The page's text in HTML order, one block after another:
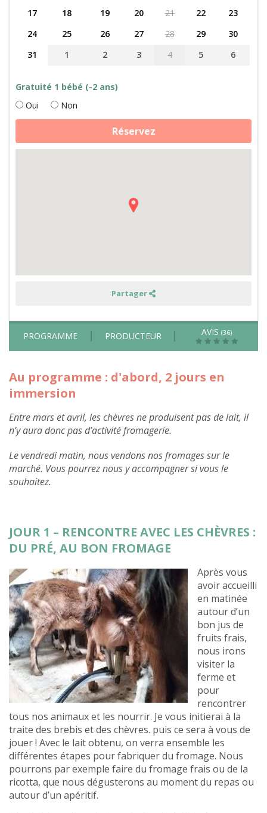
PROGRAMME PRODUCTEUR AVIS (36)
Au programme : d'abord, 2 jours en
immersion
Entre mars et avril, les chèvres ne produisent pas de lait, il
n’y aura donc pas d’activité fromagerie.
Le vendredi matin, nous vendons nos fromages sur le
marché. Vous pourrez nous y accompagner si vous le
souhaitez.
JOUR 1 – RENCONTRE AVEC LES CHÈVRES :
DU PRÉ, AU BON FROMAGE
Après vous
avoir accueilli
en matinée
autour d’un
bon jus de
fruits frais,
nous irons
visiter la
ferme et
pour
rencontrer
tous nos animaux et les nourrir. Je vous initierai à la
traite des brebis et des chèvres. puis ce sera à vous de
jouer ! Avec le lait obtenu, on verra ensemble les
différentes étapes pour fabriquer du fromage. Nous
pourrons par exemple faire du fromage frais ou de la
ricotta, que nous dégusterons au moment du repas ou
autour d’un apéritif.
17
18 19 20 21 22
23
24
25 26 27 28 29
30
31
1 2 3 4 5 6
Gratuité 1 bébé (-2 ans)
Oui
Non
quantité
Fabrication
de
Réservez
Partager